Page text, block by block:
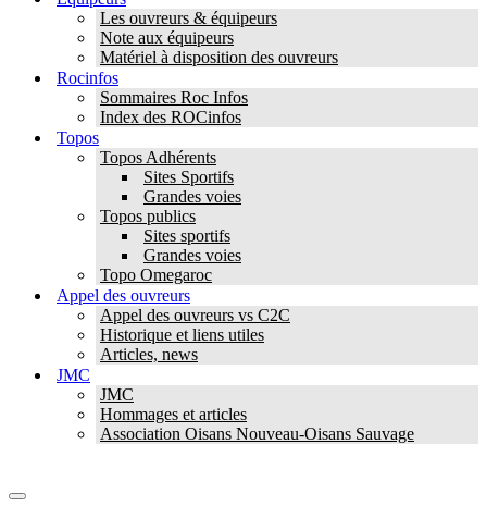
Les ouvreurs & équipeurs
Note aux équipeurs
Matériel à disposition des ouvreurs
Rocinfos
Sommaires Roc Infos
Index des ROCinfos
Topos
Topos Adhérents
Sites Sportifs
Grandes voies
Topos publics
Sites sportifs
Grandes voies
Topo Omegaroc
Appel des ouvreurs
Appel des ouvreurs vs C2C
Historique et liens utiles
Articles, news
JMC
JMC
Hommages et articles
Association Oisans Nouveau-Oisans Sauvage